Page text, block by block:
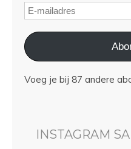
Voeg je bij 87 andere
INSTAGRAM